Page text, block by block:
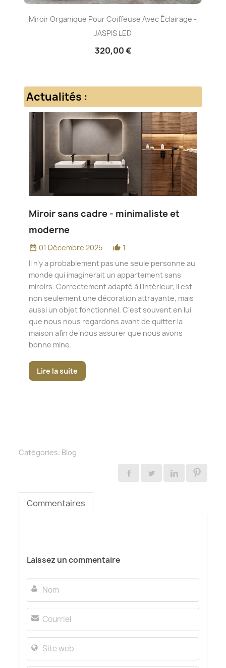
Miroir Organique Pour Coiffeuse Avec Éclairage -
JASPIS LED
320,00 €
Actualités :
Miroir sans cadre - minimaliste et
moderne
date_range 01 Décembre 2025 thumb_up_alt 1
Il n’y a probablement pas une seule personne au
monde qui imaginerait un appartement sans
miroirs. Correctement adapté à l’intérieur, il est
non seulement une décoration attrayante, mais
aussi un objet fonctionnel. C’est souvent en lui
que nous nous regardons avant de quitter la
maison afin de nous assurer que nous avons
bonne mine.
Lire la suite
Catégories: Blog
Commentaires
Laissez un commentaire